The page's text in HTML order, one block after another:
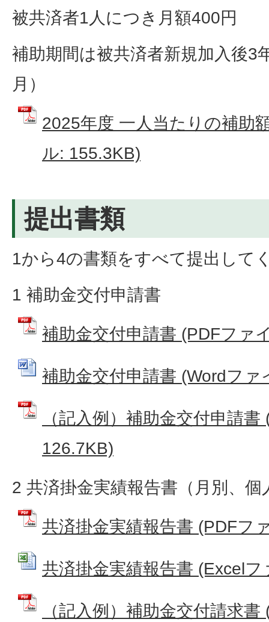
被共済者1人につき月額400円
補助期間は被共済者新規加入後3
月）
2025年度 一人当たりの補助
ル: 155.3KB)
提出書類
1から4の書類をすべて提出して
1 補助金交付申請書
補助金交付申請書 (PDFファ
補助金交付申請書 (Wordファ
（記入例）補助金交付申請
126.7KB)
2 共済掛金実績報告書（月別、個
共済掛金実績報告書 (PDFフ
共済掛金実績報告書 (Excel
（記入例）補助金交付請求